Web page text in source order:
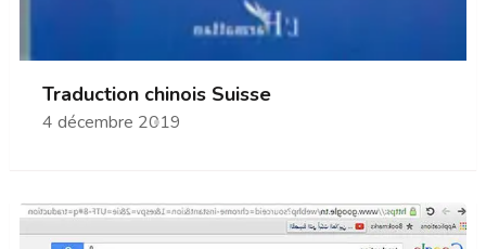
Traduction chinois Suisse
4 décembre 2019